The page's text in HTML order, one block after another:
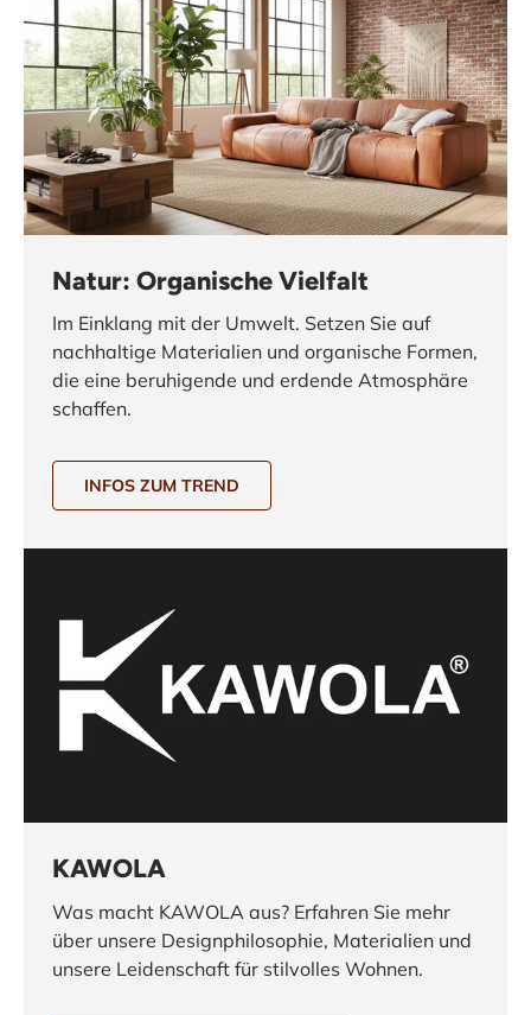
Natur: Organische Vielfalt
Im Einklang mit der Umwelt. Setzen Sie auf
nachhaltige Materialien und organische Formen,
die eine beruhigende und erdende Atmosphäre
schaffen.
INFOS ZUM TREND
KAWOLA
Was macht KAWOLA aus? Erfahren Sie mehr
über unsere Designphilosophie, Materialien und
unsere Leidenschaft für stilvolles Wohnen.